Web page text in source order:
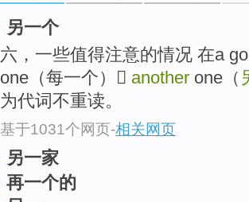
另一个
六，一些值得注意的情况 在a
one（每一个） another one（
为代词不重读。
基于1031个网页-相关网页
另一家
再一个的